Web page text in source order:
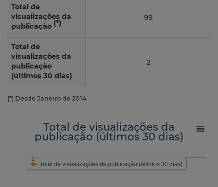
Total de
visualizações da
publicação (*)
99
Total de
visualizações da
publicação
(últimos 30 dias)
2
(*) Desde Janeiro de 2014
Total de visualizações da
publicação (últimos 30 dias)
Total de visualizações da publicação (últimos 30 dias)
2